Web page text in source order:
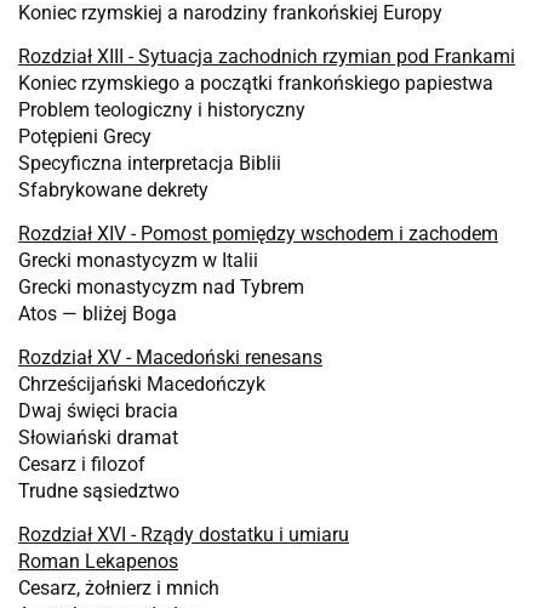
Koniec rzymskiej a narodziny frankońskiej Europy
Rozdział XIII - Sytuacja zachodnich rzymian pod Frankami
Koniec rzymskiego a początki frankońskiego papiestwa
Problem teologiczny i historyczny
Potępieni Grecy
Specyficzna interpretacja Biblii
Sfabrykowane dekrety
Rozdział XIV - Pomost pomiędzy wschodem i zachodem
Grecki monastycyzm w Italii
Grecki monastycyzm nad Tybrem
Atos — bliżej Boga
Rozdział XV - Macedoński renesans
Chrześcijański Macedończyk
Dwaj święci bracia
Słowiański dramat
Cesarz i filozof
Trudne sąsiedztwo
Rozdział XVI - Rządy dostatku i umiaru
Roman Lekapenos
Cesarz, żołnierz i mnich